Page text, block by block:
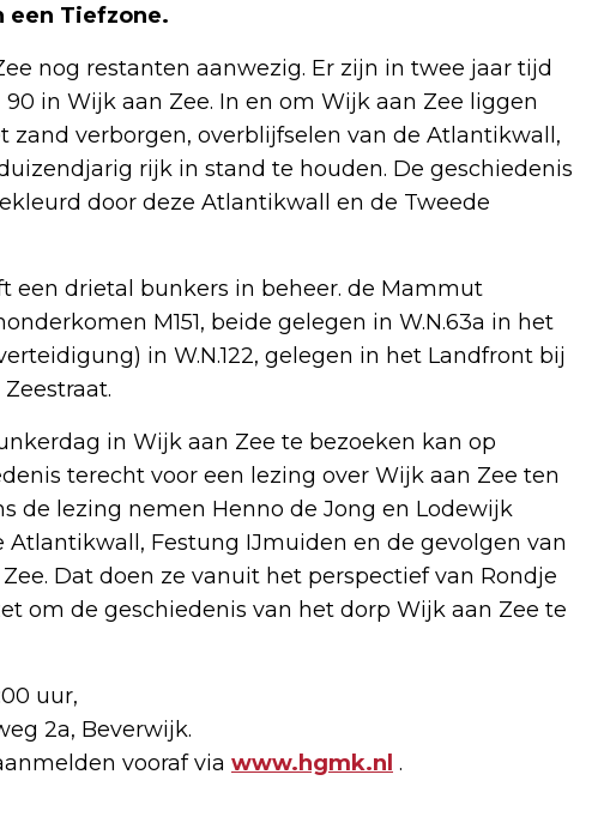
een Tiefzone.
nog restanten aanwezig. Er zijn in twee jaar tijd
in Wijk aan Zee. In en om Wijk aan Zee liggen
zand verborgen, overblijfselen van de Atlantikwall,
rijk in stand te houden. De geschiedenis
door deze Atlantikwall en de Tweede
een drietal bunkers in beheer. de Mammut
M151, beide gelegen in W.N.63a in het
in W.N.122, gelegen in het Landfront bij
in Wijk aan Zee te bezoeken kan op
terecht voor een lezing over Wijk aan Zee ten
de lezing nemen Henno de Jong en Lodewijk
Festung IJmuiden en de gevolgen van
Dat doen ze vanuit het perspectief van Rondje
om de geschiedenis van het dorp Wijk aan Zee te
uur,
2a, Beverwijk.
vooraf via www.hgmk.nl .